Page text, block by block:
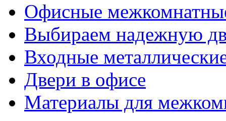
Офисные
Выбираем надежную
Входные
Двери в офисе
Материалы для